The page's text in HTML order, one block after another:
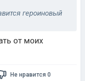
героиновый
от моих
Не нравится 0